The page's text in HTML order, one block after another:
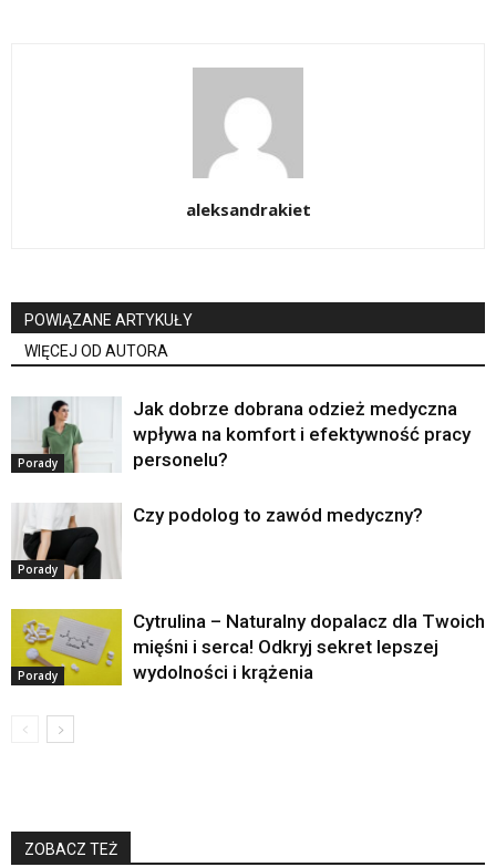
aleksandrakiet
POWIĄZANE ARTYKUŁY
WIĘCEJ OD AUTORA
Porady
Jak dobrze dobrana odzież medyczna
wpływa na komfort i efektywność pracy
personelu?
Porady
Czy podolog to zawód medyczny?
Porady
Cytrulina – Naturalny dopalacz dla Twoich
mięśni i serca! Odkryj sekret lepszej
wydolności i krążenia
ZOBACZ TEŻ